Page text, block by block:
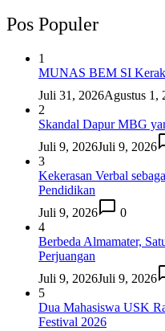
Pos Populer
1
MUNAS BEM SI
Juli 31, 2026Agustus 1,
2
Skandal Dapur MBG
Juli 9, 2026Juli 9, 2026
3
Kekerasan Verbal
Pendidikan
Juli 9, 2026
0
4
Berbeda Almamater,
Perjuangan
Juli 9, 2026Juli 9, 2026
5
Dua Mahasiswa USK
Festival 2026